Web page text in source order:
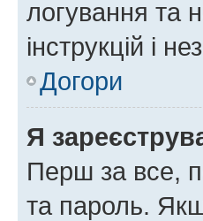
логування та
інструкцій і
Догори
Я
Перш за все,
та пароль.